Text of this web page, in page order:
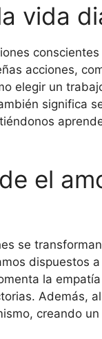
vida
acciones,
elegir un
significa
el
se
dispuestos
la
Además,
creando